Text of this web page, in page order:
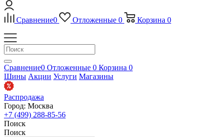
Сравнение0 Отложенные 0 Корзина 0
Сравнение0 Отложенные 0 Корзина 0
Шины Акции Услуги Магазины
Распродажа
Город: Москва
+7 (499) 288-85-56
Поиск
Поиск